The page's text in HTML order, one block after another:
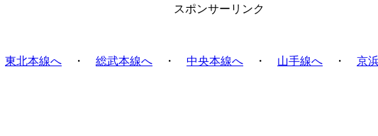
スポンサーリンク
東北本線へ ・ 総武本線へ ・ 中央本線へ ・ 山手線へ ・ 京